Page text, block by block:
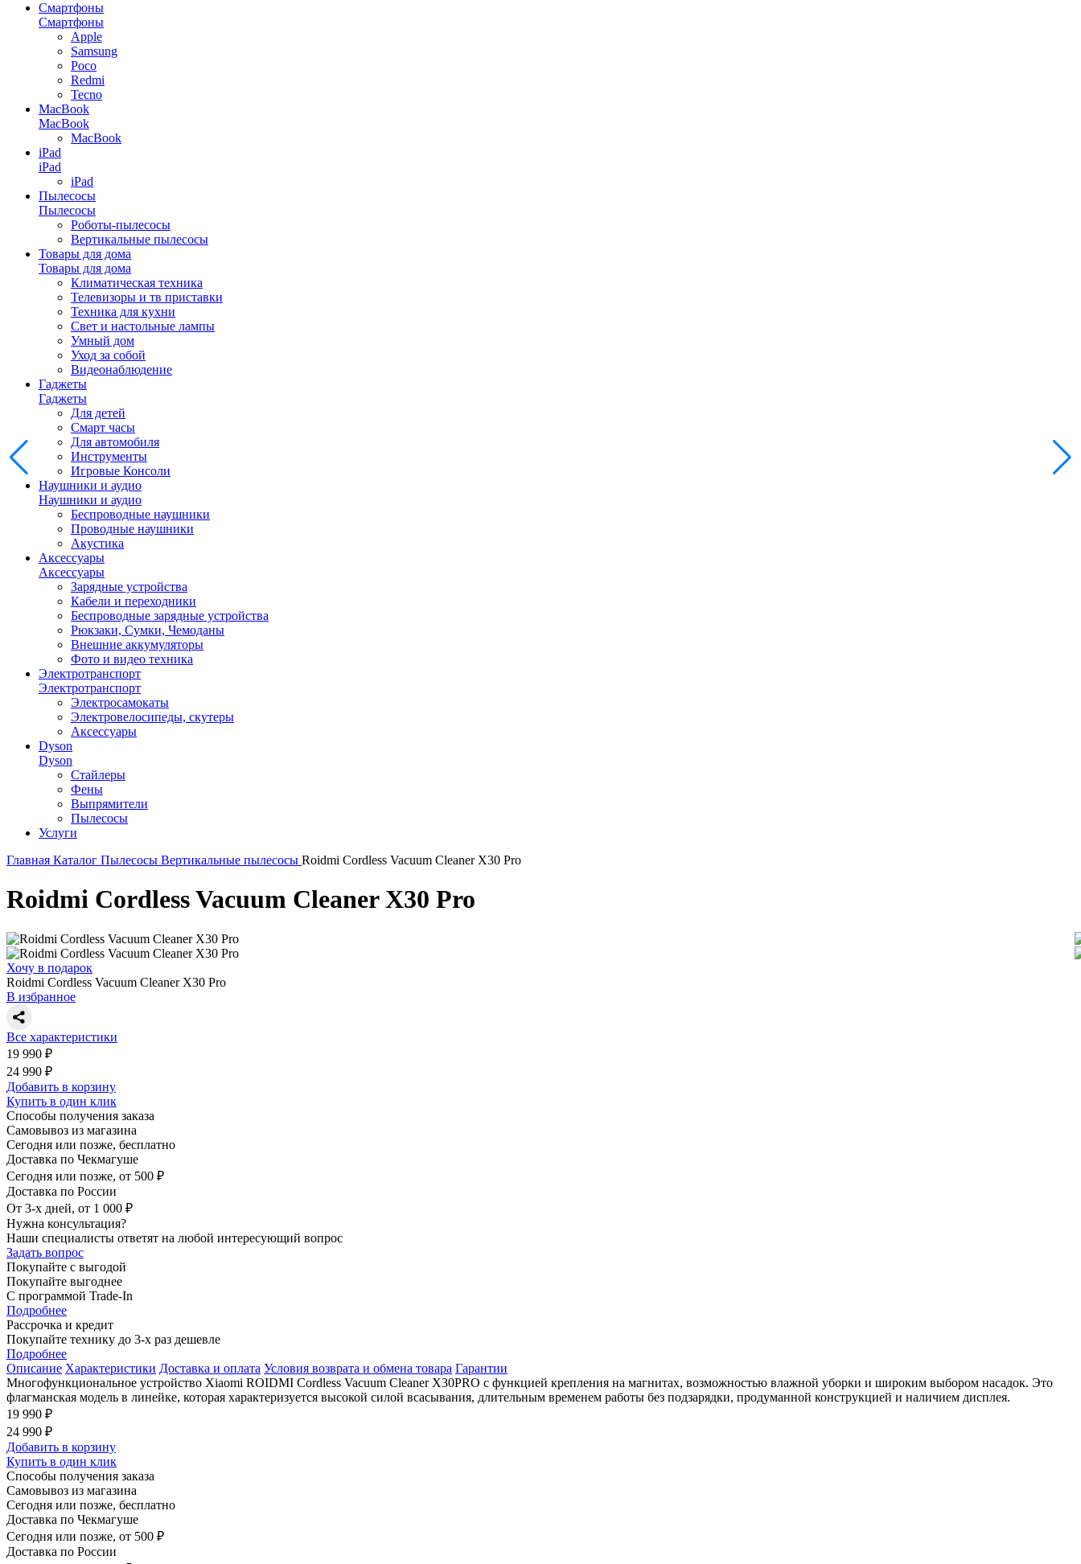
Смартфоны
Смартфоны
Apple
Samsung
Poco
Redmi
Tecno
MacBook
MacBook
MacBook
iPad
iPad
iPad
Пылесосы
Пылесосы
Роботы-пылесосы
Вертикальные пылесосы
Товары для дома
Товары для дома
Климатическая техника
Телевизоры и тв приставки
Техника для кухни
Свет и настольные лампы
Умный дом
Уход за собой
Видеонаблюдение
Гаджеты
Гаджеты
Для детей
Смарт часы
Для автомобиля
Инструменты
Игровые Консоли
Наушники и аудио
Наушники и аудио
Беспроводные наушники
Проводные наушники
Акустика
Аксессуары
Аксессуары
Зарядные устройства
Кабели и переходники
Беспроводные зарядные устройства
Рюкзаки, Сумки, Чемоданы
Внешние аккумуляторы
Фото и видео техника
Электротранспорт
Электротранспорт
Электросамокаты
Электровелосипеды, скутеры
Аксессуары
Dyson
Dyson
Стайлеры
Фены
Выпрямители
Пылесосы
Услуги
Главная Каталог Пылесосы Вертикальные пылесосы Roidmi Cordless Vacuum Cleaner X30 Pro
Roidmi Cordless Vacuum Cleaner X30 Pro
Хочу в подарок
Roidmi Cordless Vacuum Cleaner X30 Pro
В избранное
Все характеристики
19 990 ₽
24 990 ₽
Добавить в корзину
Купить в один клик
Способы получения заказа
Самовывоз из магазина
Сегодня или позже, бесплатно
Доставка по Чекмагуше
Сегодня или позже, от 500 ₽
Доставка по России
От 3-х дней, от 1 000 ₽
Нужна консультация?
Наши специалисты ответят на любой интересующий вопрос
Задать вопрос
Покупайте с выгодой
Покупайте выгоднее
С программой Trade-In
Подробнее
Рассрочка и кредит
Покупайте технику до 3-х раз дешевле
Подробнее
Описание Характеристики Доставка и оплата Условия возврата и обмена товара Гарантии
Многофункциональное устройство Xiaomi ROIDMI Cordless Vacuum Cleaner X30PRO с функцией крепления на магнитах, возможностью влажной уборки и широким выбором насадок. Это
флагманская модель в линейке, которая характеризуется высокой силой всасывания, длительным временем работы без подзарядки, продуманной конструкцией и наличием дисплея.
19 990 ₽
24 990 ₽
Добавить в корзину
Купить в один клик
Способы получения заказа
Самовывоз из магазина
Сегодня или позже, бесплатно
Доставка по Чекмагуше
Сегодня или позже, от 500 ₽
Доставка по России